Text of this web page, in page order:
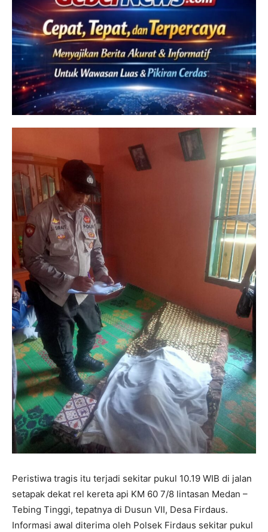
Peristiwa tragis itu terjadi sekitar pukul 10.19 WIB di jalan
setapak dekat rel kereta api KM 60 7/8 lintasan Medan –
Tebing Tinggi, tepatnya di Dusun VII, Desa Firdaus.
Informasi awal diterima oleh Polsek Firdaus sekitar pukul